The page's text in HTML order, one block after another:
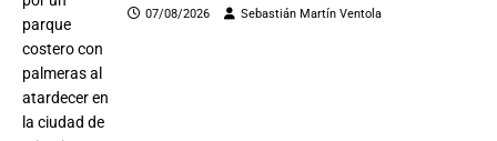
07/08/2026 Sebastián Martín Ventola